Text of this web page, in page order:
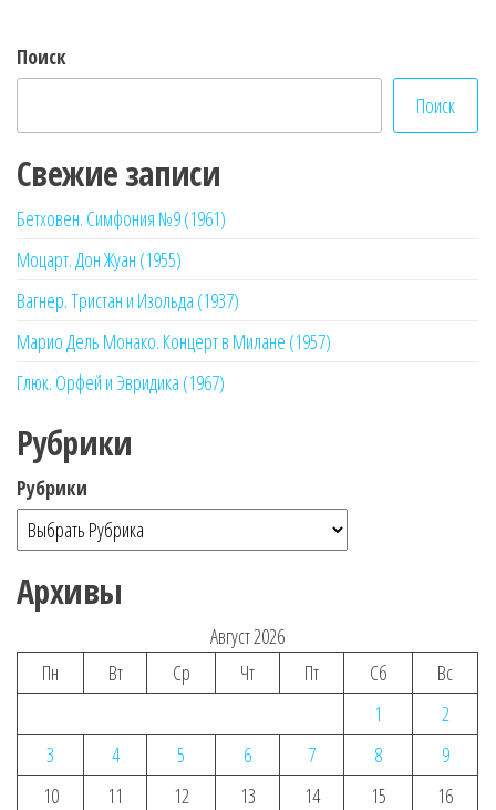
Поиск
Поиск
Свежие записи
Бетховен. Симфония №9 (1961)
Моцарт. Дон Жуан (1955)
Вагнер. Тристан и Изольда (1937)
Марио Дель Монако. Концерт в Милане (1957)
Глюк. Орфей и Эвридика (1967)
Рубрики
Рубрики
Архивы
Август 2026
Пн
Вт Ср Чт Пт Сб
Вс
1
2
3
4 5 6 7 8
9
10
11 12 13 14 15
16